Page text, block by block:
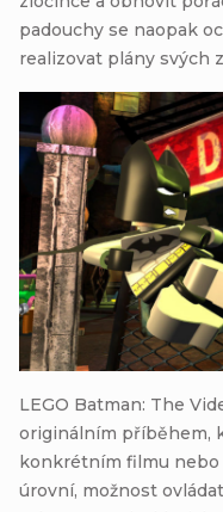
padouchy se naopak
realizovat plány svých
LEGO Batman: The
originálním příběhem,
konkrétním filmu nebo
úrovní, možnost